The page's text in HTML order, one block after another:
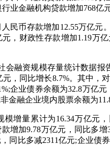
业金融机构贷款增加768亿
币存款增加12.55万亿元
，财政性存款增加1.19万
融资规模存量统计数据报
，同比增长8.7%。其中，
企业债券余额为32.8万亿
金融企业境内股票余额为
增量累计为16.34万亿元，
增加9.78万亿元，同比多
同比多减2311亿元;企业债